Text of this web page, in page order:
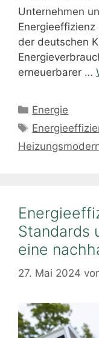
Unternehmen
der deutschen
erneuerbarer …
Kategorien
Energie
Schlagwörter
Standards
eine
27. Mai 2024